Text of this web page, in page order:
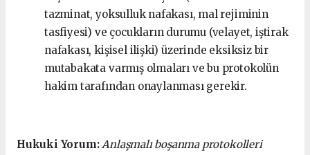
tazminat, yoksulluk nafakası, mal rejiminin
tasfiyesi) ve çocukların durumu (velayet, iştirak
nafakası, kişisel ilişki) üzerinde eksiksiz bir
mutabakata varmış olmaları ve bu protokolün
hakim tarafından onaylanması gerekir.
Hukuki Yorum: Anlaşmalı boşanma protokolleri